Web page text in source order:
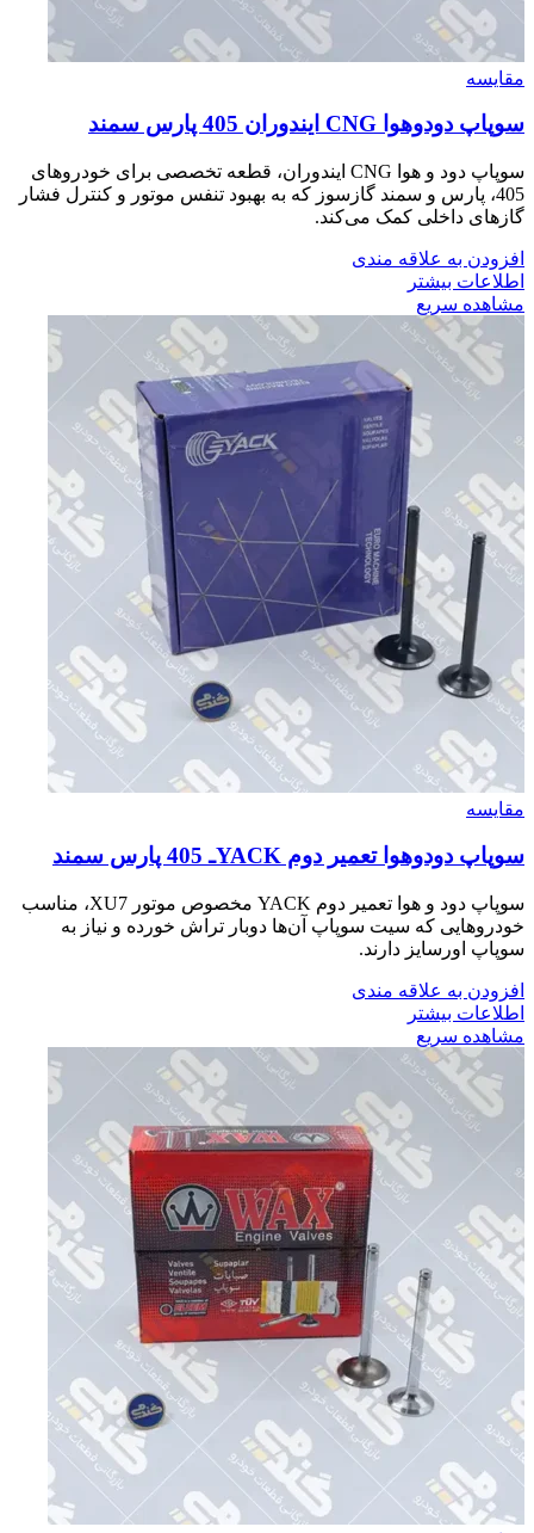
مقایسه
سوپاپ دودوهوا CNG ايندوران 405 پارس سمند
سوپاپ دود و هوا CNG ایندوران، قطعه تخصصی برای خودروهای
405، پارس و سمند گازسوز که به بهبود تنفس موتور و کنترل فشار
گازهای داخلی کمک می‌کند.
افزودن به علاقه مندی
اطلاعات بیشتر
مشاهده سریع
مقایسه
سوپاپ دودوهوا تعمير دوم YACKـ 405 پارس سمند
سوپاپ دود و هوا تعمیر دوم YACK مخصوص موتور XU7، مناسب
خودروهایی که سیت سوپاپ آن‌ها دوبار تراش خورده و نیاز به
سوپاپ اورسایز دارند.
افزودن به علاقه مندی
اطلاعات بیشتر
مشاهده سریع